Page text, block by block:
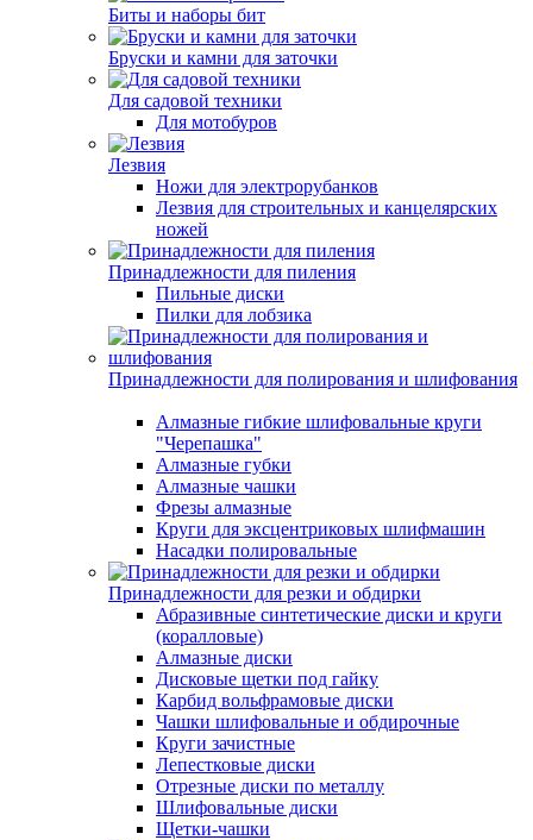
Биты и наборы бит
Бруски и камни для заточки
Для садовой техники
Для мотобуров
Лезвия
Ножи для электрорубанков
Лезвия для строительных и канцелярских
ножей
Принадлежности для пиления
Пильные диски
Пилки для лобзика
Принадлежности для полирования и шлифования
Алмазные гибкие шлифовальные круги
"Черепашка"
Алмазные губки
Алмазные чашки
Фрезы алмазные
Круги для эксцентриковых шлифмашин
Насадки полировальные
Принадлежности для резки и обдирки
Абразивные синтетические диски и круги
(коралловые)
Алмазные диски
Дисковые щетки под гайку
Карбид вольфрамовые диски
Чашки шлифовальные и обдирочные
Круги зачистные
Лепестковые диски
Отрезные диски по металлу
Шлифовальные диски
Щетки-чашки